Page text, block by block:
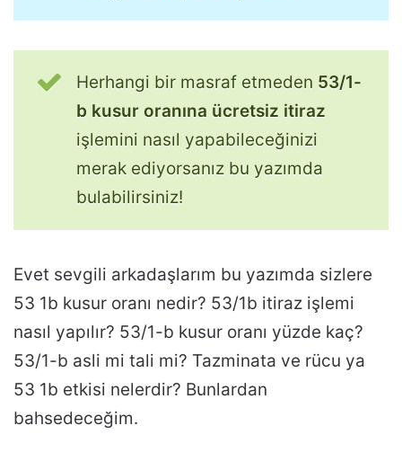
Herhangi bir masraf etmeden 53/1-
b kusur oranına ücretsiz itiraz
işlemini nasıl yapabileceğinizi
merak ediyorsanız bu yazımda
bulabilirsiniz!
Evet sevgili arkadaşlarım bu yazımda sizlere
53 1b kusur oranı nedir? 53/1b itiraz işlemi
nasıl yapılır? 53/1-b kusur oranı yüzde kaç?
53/1-b asli mi tali mi? Tazminata ve rücu ya
53 1b etkisi nelerdir? Bunlardan
bahsedeceğim.